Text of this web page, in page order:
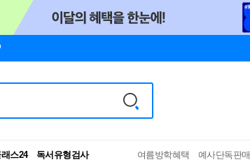
스24
RBTI Lab
여름방학혜택 예사단독판매